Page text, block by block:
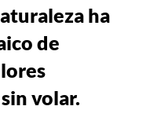
ha
de
volar.